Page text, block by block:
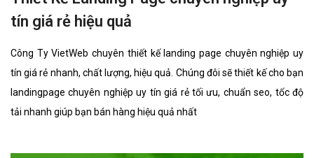
tín giá rẻ hiệu quả
Công Ty VietWeb chuyên thiết kế landing page chuyên nghiệp uy
tín giá rẻ nhanh, chất lượng, hiệu quả. Chúng đôi sẽ thiết kế cho bạn
landingpage chuyên nghiệp uy tín giá rẻ tối ưu, chuẩn seo, tốc độ
tải nhanh giúp bạn bán hàng hiệu quả nhất